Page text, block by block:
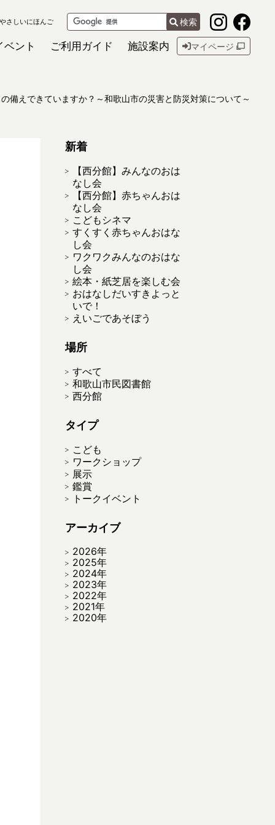
さしいにほんご 検索
ベント ご利用ガイド 施設案内 マイページ
備えできていますか？～和歌山市の災害と防災対策について～
新着
【西分館】みんなのおは
なし会
【西分館】赤ちゃんおは
なし会
こどもシネマ
すくすく赤ちゃんおはな
し会
ワクワクみんなのおはな
し会
絵本・紙芝居を楽しむ会
おはなしだいすきよっと
いで！
えいごであそぼう
場所
すべて
和歌山市民図書館
西分館
タイプ
こども
ワークショップ
展示
鑑賞
トークイベント
アーカイブ
2026年
2025年
2024年
2023年
2022年
2021年
2020年